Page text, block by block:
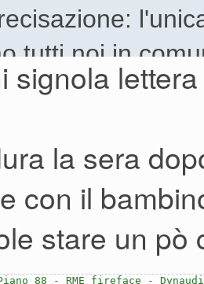
tutti noi in
purtroppo, è
giornata di
il desiderio di
considerano la
signola
la sera
con il
stare un pò
88 - RME fireface -